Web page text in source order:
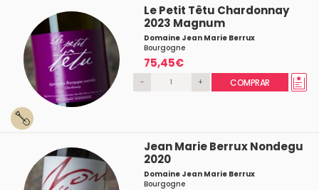
Le Petit Têtu Chardonnay
2023 Magnum
Domaine Jean Marie Berrux
Bourgogne
75,45€
- + COMPRAR
Jean Marie Berrux Nondegu
2020
Domaine Jean Marie Berrux
Bourgogne